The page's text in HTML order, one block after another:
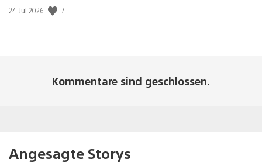
Veröffentlichungsdatum:
24. Jul 2026 7
Kommentare sind geschlossen.
Angesagte Storys